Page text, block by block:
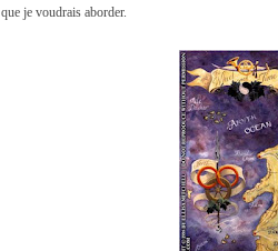
que je voudrais aborder.